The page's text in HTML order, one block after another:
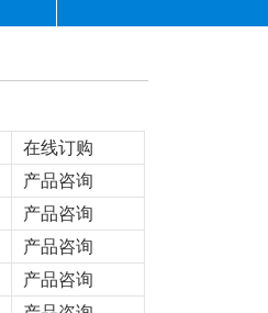
在线订购
产品咨询
产品咨询
产品咨询
产品咨询